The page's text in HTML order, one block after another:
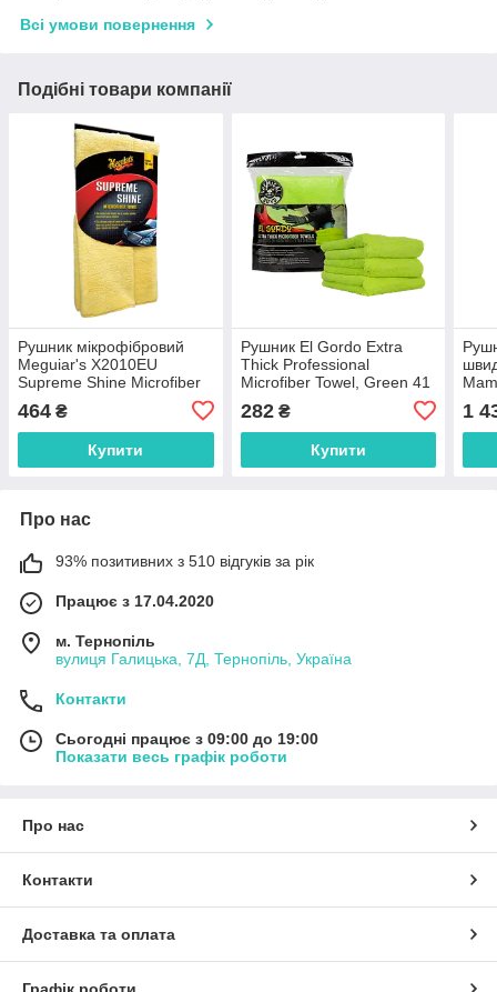
Всі умови повернення
Подібні товари компанії
Рушник мікрофібровий
Meguiar's X2010EU
Supreme Shine Microfiber
464 ₴
Купити
Рушник El Gordo Extra
Thick Professional
Microfiber Towel, Green 41
282₴
Купити
X
1
Про нас
93% позитивних з 510 відгуків за рік
Працює з 17.04.2020
м. Тернопіль
вулиця Галицька, 7Д, Тернопіль, Україна
Контакти
Сьогодні працює з 09:00 до 19:00
Показати весь графік роботи
Про нас
Контакти
Доставка та оплата